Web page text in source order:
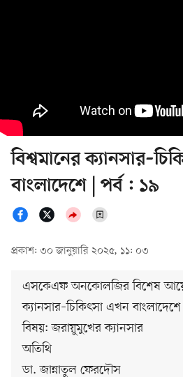
বিশ্বমানের
বাংলাদেশে | পর্ব : ১৯
প্রকাশ: ৩০ জানুয়ারি ২০২৫, ১১: ০৩
এসকেএফ অনকোলজির বিশেষ
ক্যানসার–চিকিৎসা এখন
বিষয়: জরায়ুমুখের ক্যানসার
অতিথি
ডা. জান্নাতুল ফেরদৌস